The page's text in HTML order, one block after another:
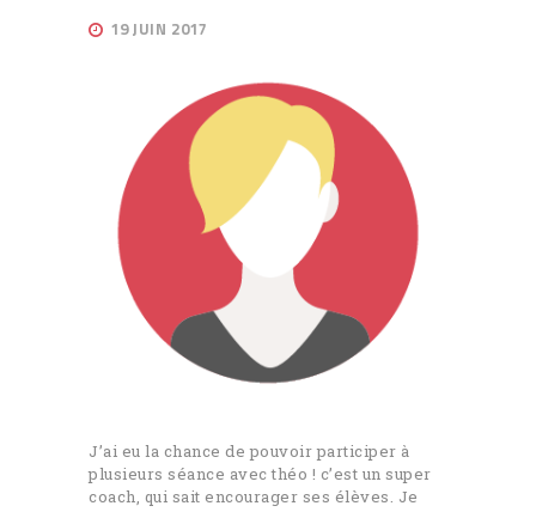
19 JUIN 2017
J’ai eu la chance de pouvoir participer à
plusieurs séance avec théo ! c’est un super
coach, qui sait encourager ses élèves. Je